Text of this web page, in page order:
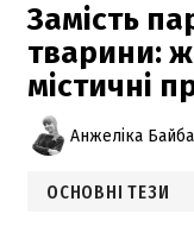
Замість
тварини:
містичні
Анжеліка
ОСНОВНІ ТЕЗИ